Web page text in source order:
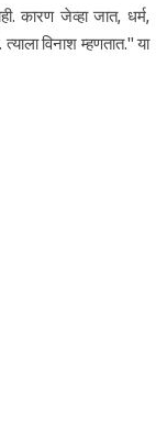
कारण जेव्हा जात, धर्म,
विनाश म्हणतात." या